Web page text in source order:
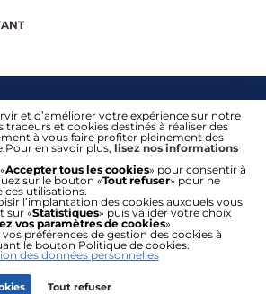
et d’améliorer votre expérience sur notre
traceurs et cookies destinés à réaliser des
à vous faire profiter pleinement des
en savoir plus, lisez nos informations
Accepter tous les cookies» pour consentir à
sur le bouton «Tout refuser» pour ne
ces utilisations.
l’implantation des cookies auxquels vous
sur «Statistiques» puis valider votre choix
vos paramètres de cookies».
préférences de gestion des cookies à
le bouton Politique de cookies.
des données personnelles
Tout refuser
Values